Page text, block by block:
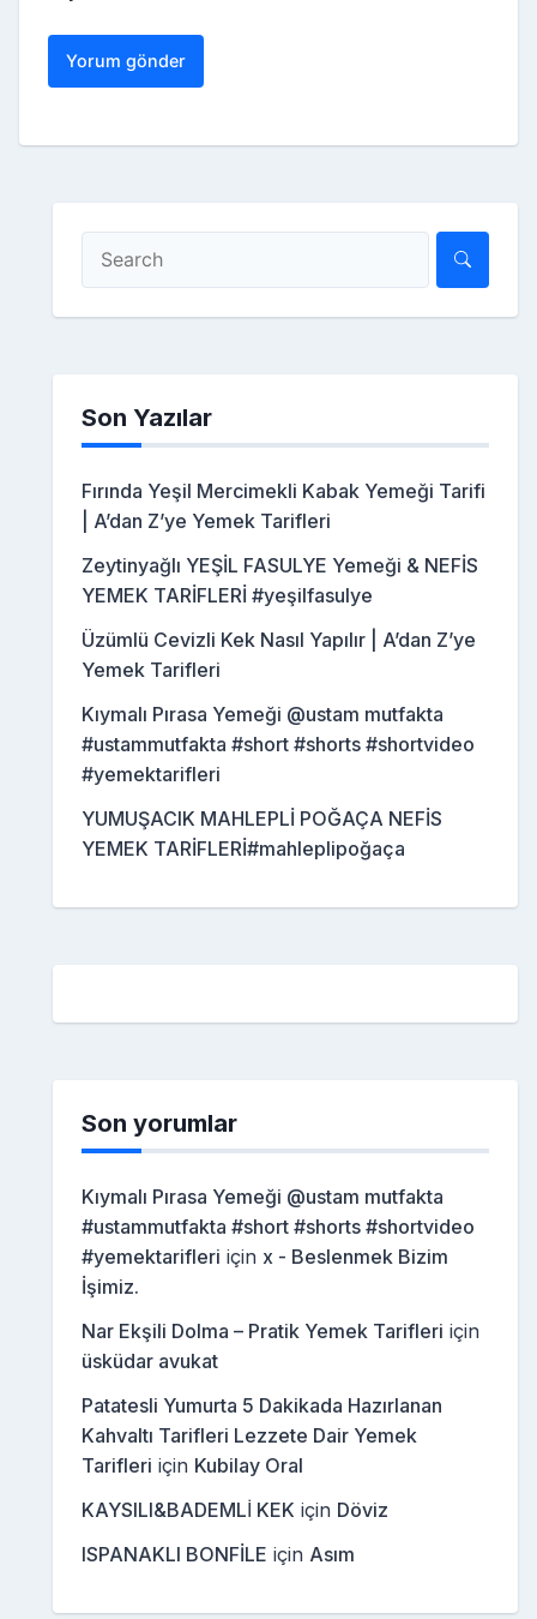
Son Yazılar
Fırında Yeşil Mercimekli Kabak Yemeği Tarifi
| A’dan Z’ye Yemek Tarifleri
Zeytinyağlı YEŞİL FASULYE Yemeği & NEFİS
YEMEK TARİFLERİ #yeşilfasulye
Üzümlü Cevizli Kek Nasıl Yapılır | A’dan Z’ye
Yemek Tarifleri
Kıymalı Pırasa Yemeği @ustam mutfakta
#ustammutfakta #short #shorts #shortvideo
#yemektarifleri
YUMUŞACIK MAHLEPLİ POĞAÇA NEFİS
YEMEK TARİFLERİ#mahleplipoğaça
Son yorumlar
Kıymalı Pırasa Yemeği @ustam mutfakta
#ustammutfakta #short #shorts #shortvideo
#yemektarifleri için x - Beslenmek Bizim
İşimiz.
Nar Ekşili Dolma – Pratik Yemek Tarifleri için
üsküdar avukat
Patatesli Yumurta 5 Dakikada Hazırlanan
Kahvaltı Tarifleri Lezzete Dair Yemek
Tarifleri için Kubilay Oral
KAYSILI&BADEMLİ KEK için Döviz
ISPANAKLI BONFİLE için Asım